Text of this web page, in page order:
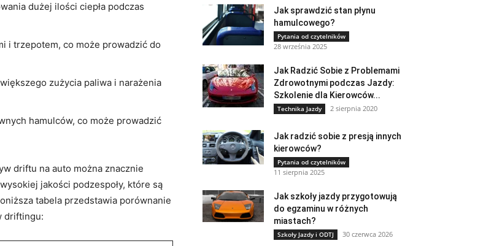
dużej ilości ciepła podczas
i trzepotem, co może ⁤prowadzić do
zużycia paliwa i narażenia
hamulców, co może prowadzić
driftu na auto można znacznie
jakości podzespoły, które‌ są
tabela przedstawia porównanie
driftingu:
Jak sprawdzić stan płynu
hamulcowego?
Pytania od czytelników
28 września 2025
Jak Radzić Sobie z Problemami
Zdrowotnymi podczas Jazdy:
Szkolenie dla Kierowców...
Technika Jazdy 2 sierpnia 2020
Jak radzić sobie z presją innych
kierowców?
Pytania od czytelników
11 sierpnia 2025
Jak szkoły jazdy przygotowują
do egzaminu w różnych
miastach?
Szkoły Jazdy i ODTJ 30 czerwca 2026